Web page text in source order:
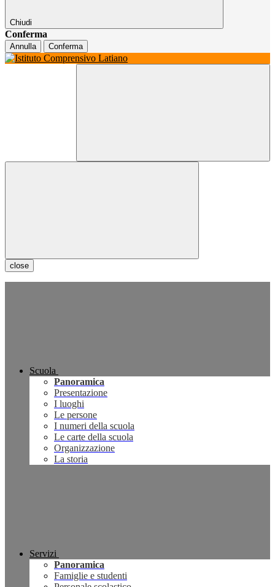
Chiudi
Conferma
Annulla Conferma
close
Scuola
Panoramica
Presentazione
I luoghi
Le persone
I numeri della scuola
Le carte della scuola
Organizzazione
La storia
Servizi
Panoramica
Famiglie e studenti